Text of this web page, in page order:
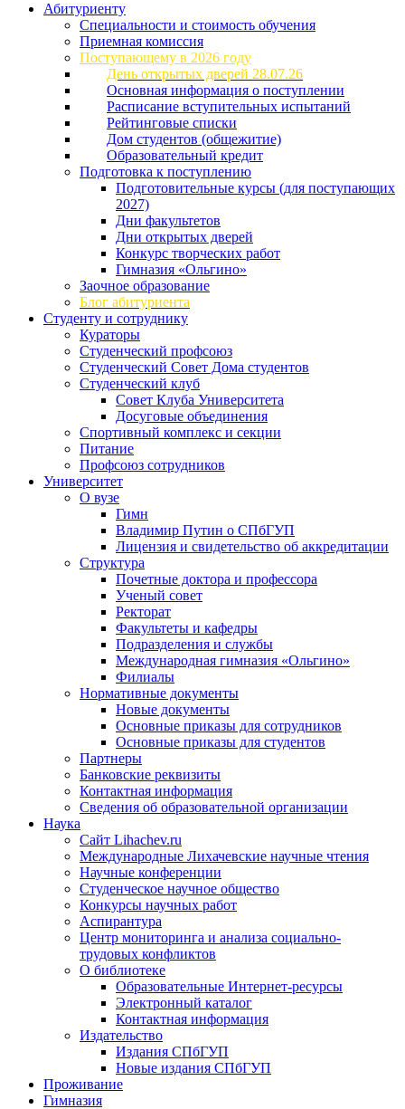
Абитуриенту
Специальности и стоимость обучения
Приемная комиссия
Поступающему в 2026 году
День открытых дверей 28.07.26
Основная информация о поступлении
Расписание вступительных испытаний
Рейтинговые списки
Дом студентов (общежитие)
Образовательный кредит
Подготовка к поступлению
Подготовительные курсы (для поступающих
2027)
Дни факультетов
Дни открытых дверей
Конкурс творческих работ
Гимназия «Ольгино»
Заочное образование
Блог абитуриента
Студенту и сотруднику
Кураторы
Студенческий профсоюз
Студенческий Совет Дома студентов
Студенческий клуб
Совет Клуба Университета
Досуговые объединения
Спортивный комплекс и секции
Питание
Профсоюз сотрудников
Университет
О вузе
Гимн
Владимир Путин о СПбГУП
Лицензия и свидетельство об аккредитации
Структура
Почетные доктора и профессора
Ученый совет
Ректорат
Факультеты и кафедры
Подразделения и службы
Международная гимназия «Ольгино»
Филиалы
Нормативные документы
Новые документы
Основные приказы для сотрудников
Основные приказы для студентов
Партнеры
Банковские реквизиты
Контактная информация
Сведения об образовательной организации
Наука
Сайт Lihachev.ru
Международные Лихачевские научные чтения
Научные конференции
Студенческое научное общество
Конкурсы научных работ
Аспирантура
Центр мониторинга и анализа социально-
трудовых конфликтов
О библиотеке
Образовательные Интернет-ресурсы
Электронный каталог
Контактная информация
Издательство
Издания СПбГУП
Новые издания СПбГУП
Проживание
Гимназия